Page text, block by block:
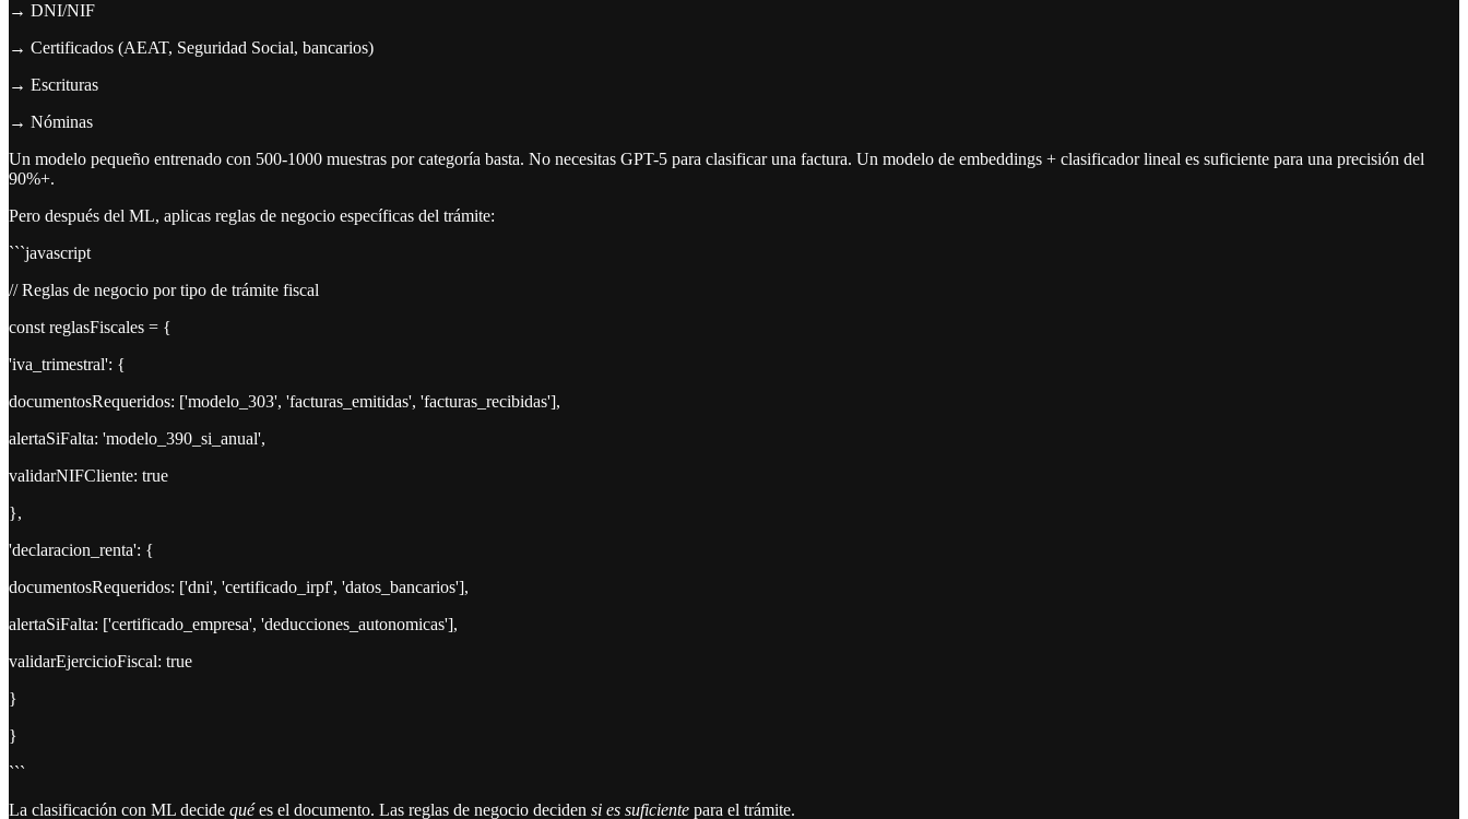
→ DNI/NIF
→ Certificados (AEAT, Seguridad Social, bancarios)
→ Escrituras
→ Nóminas
Un modelo pequeño entrenado con 500-1000 muestras por categoría basta. No necesitas GPT-5 para clasificar una factura. Un modelo de embeddings + clasificador lineal es suficiente para una precisión del
90%+.
Pero después del ML, aplicas reglas de negocio específicas del trámite:
```javascript
// Reglas de negocio por tipo de trámite fiscal
const reglasFiscales = {
'iva_trimestral': {
documentosRequeridos: ['modelo_303', 'facturas_emitidas', 'facturas_recibidas'],
alertaSiFalta: 'modelo_390_si_anual',
validarNIFCliente: true
},
'declaracion_renta': {
documentosRequeridos: ['dni', 'certificado_irpf', 'datos_bancarios'],
alertaSiFalta: ['certificado_empresa', 'deducciones_autonomicas'],
validarEjercicioFiscal: true
}
}
```
La clasificación con ML decide quées el documento. Las reglas de negocio deciden si es suficiente para el trámite.